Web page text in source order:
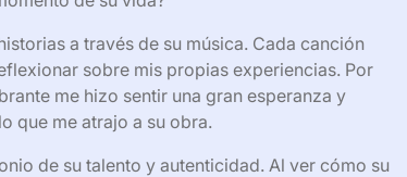
a través de su música. Cada canción
sobre mis propias experiencias. Por
me hizo sentir una gran esperanza y
que me atrajo a su obra.
de su talento y autenticidad. Al ver cómo su